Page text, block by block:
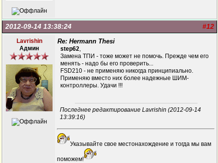
#12
2012-09-14 13:38:24
Lavrishin
Админ
Re: Hermann Thesi
step62,
Замена ТПИ - тоже может не помочь. Прежде чем его
менять - надо бы его проверить...
FSD210 - не применяю никогда принципиально.
Применяю вместо них более надежные ШИМ-
контроллеры. Удачи !!!
Последнее редактирование Lavrishin (2012-09-14
13:39:16)
Указывайте свое местонахождение и тогда мы вам
поможем!